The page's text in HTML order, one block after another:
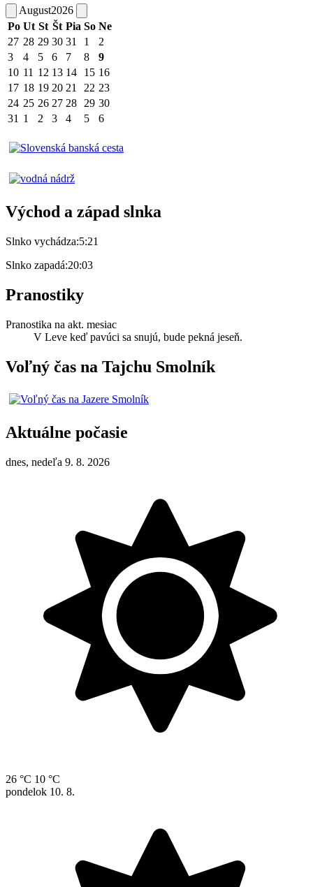
August2026
Po Ut St Št Pia So Ne
27 28 29 30 31 1
2
3
4 5 6 7 8
9
10 11 12 13 14 15 16
17 18 19 20 21 22 23
24 25 26 27 28 29 30
31 1 2 3 4 5 6
Východ a západ slnka
Slnko vychádza:5:21
Slnko zapadá:20:03
Pranostiky
Pranostika na akt. mesiac
V Leve keď pavúci sa snujú, bude pekná jeseň.
Voľný čas na Tajchu Smolník
Aktuálne počasie
dnes, nedeľa 9. 8. 2026
26 °C 10 °C
pondelok 10. 8.